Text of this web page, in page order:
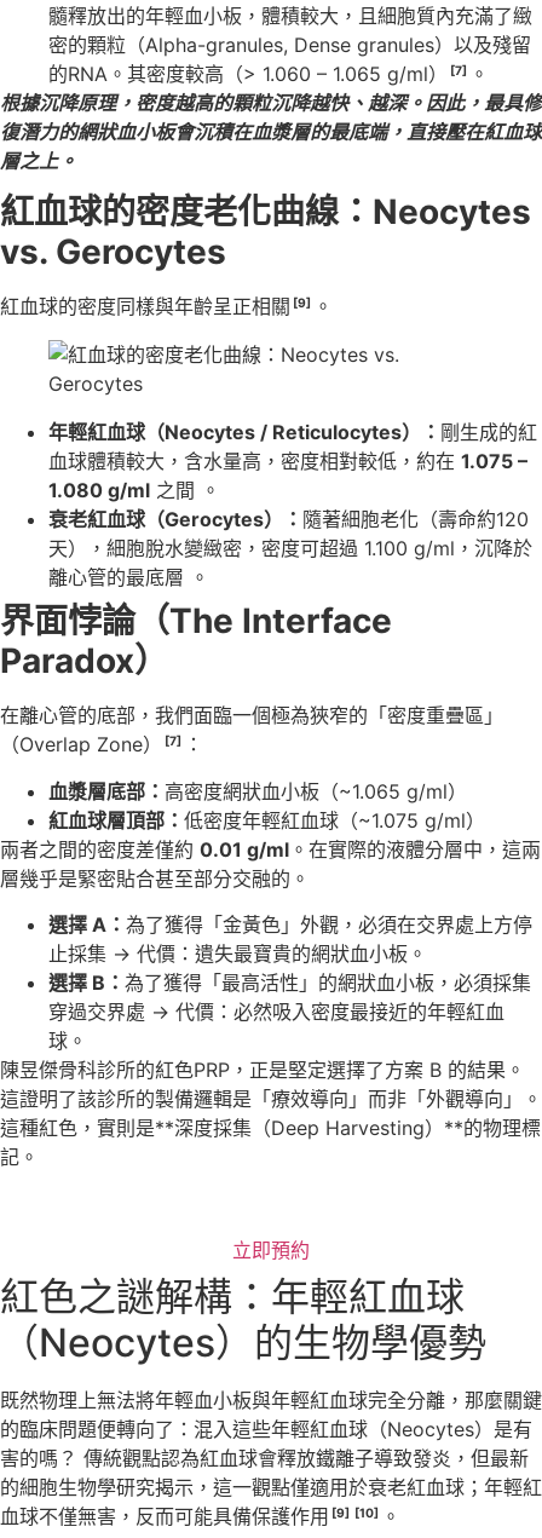
髓釋放出的年輕血小板，體積較大，且細胞質內充滿了緻
密的顆粒（Alpha-granules, Dense granules）以及殘留
的RNA。其密度較高（> 1.060 – 1.065 g/ml）
[7]
。
根據沉降原理，密度越高的顆粒沉降越快、越深。因此，最具修
復潛力的網狀血小板會沉積在血漿層的最底端，直接壓在紅血球
層之上。
紅血球的密度老化曲線：Neocytes
vs. Gerocytes
紅血球的密度同樣與年齡呈正相關 [9] 。
年輕紅血球（Neocytes / Reticulocytes）： 剛生成的紅
血球體積較大，含水量高，密度相對較低，約在 1.075 –
1.080 g/ml 之間 。
衰老紅血球（Gerocytes）： 隨著細胞老化（壽命約120
天），細胞脫水變緻密，密度可超過 1.100 g/ml，沉降於
離心管的最底層 。
界面悖論（The Interface
Paradox）
在離心管的底部，我們面臨一個極為狹窄的「密度重疊區」
（Overlap Zone）
[7]
：
血漿層底部： 高密度網狀血小板（~1.065 g/ml）
紅血球層頂部： 低密度年輕紅血球（~1.075 g/ml）
兩者之間的密度差僅約 0.01 g/ml 。在實際的液體分層中，這兩
層幾乎是緊密貼合甚至部分交融的。
選擇 A： 為了獲得「金黃色」外觀，必須在交界處上方停
止採集 -> 代價：遺失最寶貴的網狀血小板。
選擇 B： 為了獲得「最高活性」的網狀血小板，必須採集
穿過交界處 -> 代價：必然吸入密度最接近的年輕紅血
球。
陳昱傑骨科診所的紅色PRP，正是堅定選擇了方案 B 的結果。
這證明了該診所的製備邏輯是「療效導向」而非「外觀導向」。
這種紅色，實則是**深度採集（Deep Harvesting）**的物理標
記。
立即預約
紅色之謎解構：年輕紅血球
（Neocytes）的生物學優勢
既然物理上無法將年輕血小板與年輕紅血球完全分離，那麼關鍵
的臨床問題便轉向了：混入這些年輕紅血球（Neocytes）是有
害的嗎？ 傳統觀點認為紅血球會釋放鐵離子導致發炎，但最新
的細胞生物學研究揭示，這一觀點僅適用於衰老紅血球；年輕紅
血球不僅無害，反而可能具備保護作用 [9] [10] 。